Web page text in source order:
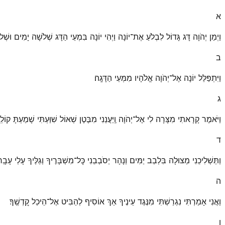
א
וַיְמַן יְהֹוָה דָּג גָּדוֹל לִבְלֹעַ אֶת־יוֹנָה וַיְהִי יוֹנָה בִּמְעֵי הַדָּג שְׁלֹשָׁה יָמִים
ב
וַיִּתְפַּלֵּל יוֹנָה אֶל־יְהֹוָה אֱלֹהָיו מִמְּעֵי הַדָּגָֽה׃
ג
וַיֹּאמֶר קָרָאתִי מִצָּרָה לִי אֶל־יְהֹוָה וַֽיַּעֲנֵנִי מִבֶּטֶן שְׁאוֹל שִׁוַּעְתִּי שָׁמַעְתָּ
ד
וַתַּשְׁלִיכֵנִי מְצוּלָה בִּלְבַב יַמִּים וְנָהָר יְסֹבְבֵנִי כׇּל־מִשְׁבָּרֶיךָ וְגַלֶּיךָ עָלַי
ה
וַאֲנִי אָמַרְתִּי נִגְרַשְׁתִּי מִנֶּגֶד עֵינֶיךָ אַךְ אוֹסִיף לְהַבִּיט אֶל־הֵיכַל קׇדְשֶֽׁךָ׃
ו